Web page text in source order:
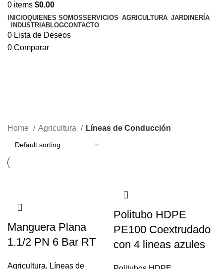
0 items $0.00
INICIOQUIENES SOMOSSERVICIOS AGRICULTURA JARDINERÍA
INDUSTRIABLOGCONTACTO
0 Lista de Deseos
0 Comparar
Home Agricultura Líneas de Conducción
Manguera Plana
1.1/2 PN 6 Bar RT
Agricultura, Líneas de
Politubo HDPE
PE100 Coextrudado
con 4 lineas azules